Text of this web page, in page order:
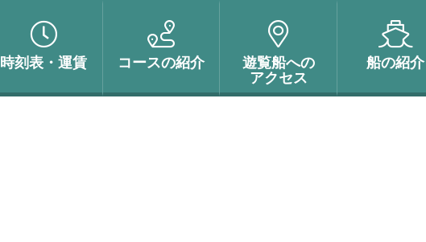
時刻表・運賃 コースの紹介
遊覧船への
アクセス
船の紹介